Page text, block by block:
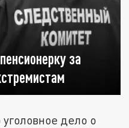
за
дело о